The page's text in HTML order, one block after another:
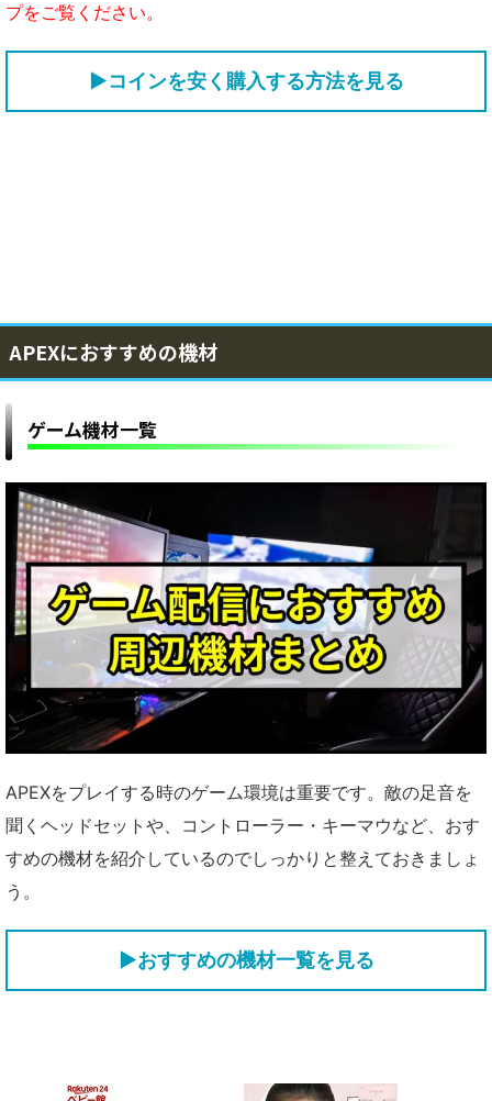
プをご覧ください。
▶コインを安く購入する方法を見る
APEXにおすすめの機材
ゲーム機材一覧
APEXをプレイする時のゲーム環境は重要です。敵の足音を
聞くヘッドセットや、コントローラー・キーマウなど、おす
すめの機材を紹介しているのでしっかりと整えておきましょ
う。
▶おすすめの機材一覧を見る